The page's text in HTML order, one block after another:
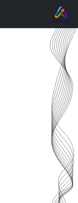
تخطي للذهاب إلى المحتوى